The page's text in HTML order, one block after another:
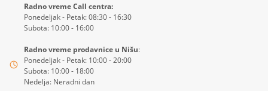
Radno vreme Call centra:
Ponedeljak - Petak: 08:30 - 16:30
Subota: 10:00 - 16:00
Radno vreme prodavnice u Nišu:
Ponedeljak - Petak: 10:00 - 20:00
Subota: 10:00 - 18:00
Nedelja: Neradni dan